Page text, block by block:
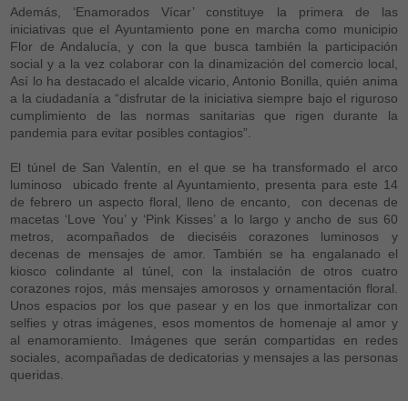
Además, ‘Enamorados Vícar’ constituye la primera de las
iniciativas que el Ayuntamiento pone en marcha como municipio
Flor de Andalucía, y con la que busca también la participación
social y a la vez colaborar con la dinamización del comercio local,
Así lo ha destacado el alcalde vicario, Antonio Bonilla, quién anima
a la ciudadanía a “disfrutar de la iniciativa siempre bajo el riguroso
cumplimiento de las normas sanitarias que rigen durante la
pandemia para evitar posibles contagios”.
El túnel de San Valentín, en el que se ha transformado el arco
luminoso ubicado frente al Ayuntamiento, presenta para este 14
de febrero un aspecto floral, lleno de encanto, con decenas de
macetas ‘Love You’ y ‘Pink Kisses’ a lo largo y ancho de sus 60
metros, acompañados de dieciséis corazones luminosos y
decenas de mensajes de amor. También se ha engalanado el
kiosco colindante al túnel, con la instalación de otros cuatro
corazones rojos, más mensajes amorosos y ornamentación floral.
Unos espacios por los que pasear y en los que inmortalizar con
selfies y otras imágenes, esos momentos de homenaje al amor y
al enamoramiento. Imágenes que serán compartidas en redes
sociales, acompañadas de dedicatorias y mensajes a las personas
queridas.